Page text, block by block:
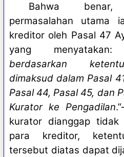
Bahwa
permasalahan utama
kreditor oleh Pasal 47
yang
berdasarkan
dimaksud dalam Pasal
Pasal 44, Pasal 45, dan
Kurator ke Pengadilan
kurator dianggap
para kreditor,
tersebut diatas dapat